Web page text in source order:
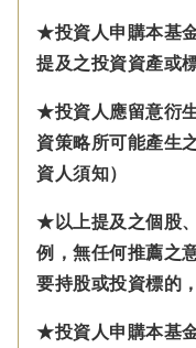
★投資人申購本基
提及之投資資產或標
★投資人應留意衍
資策略所可能產生
資人須知）
★以上提及之個股
例，無任何推薦之
要持股或投資標的
★投資人申購本基